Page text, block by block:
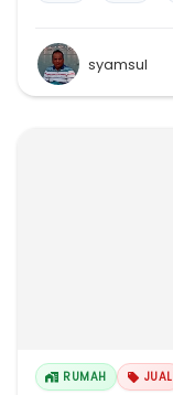
syamsul
RUMAH JUAL